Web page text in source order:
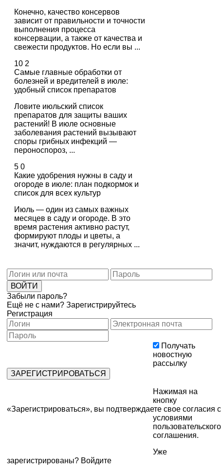
Конечно, качество консервов
зависит от правильности и точности
выполнения процесса
консервации, а также от качества и
свежести продуктов. Но если вы ...
10 2
Самые главные обработки от
болезней и вредителей в июле:
удобный список препаратов
Ловите июльский список
препаратов для защиты ваших
растений! В июле основные
заболевания растений вызывают
споры грибных инфекций —
пероноспороз, ...
5 0
Какие удобрения нужны в саду и
огороде в июле: план подкормок и
список для всех культур
Июль — один из самых важных
месяцев в саду и огороде. В это
время растения активно растут,
формируют плоды и цветы, а
значит, нуждаются в регулярных ...
Забыли пароль?
Ещё не с нами? Зарегистрируйтесь
Регистрация
Получать
новостную
рассылку
Нажимая на
кнопку
«Зарегистрироваться», вы подтверждаете свое согласия с
условиями
пользовательского
соглашения.
Уже
зарегистрированы? Войдите